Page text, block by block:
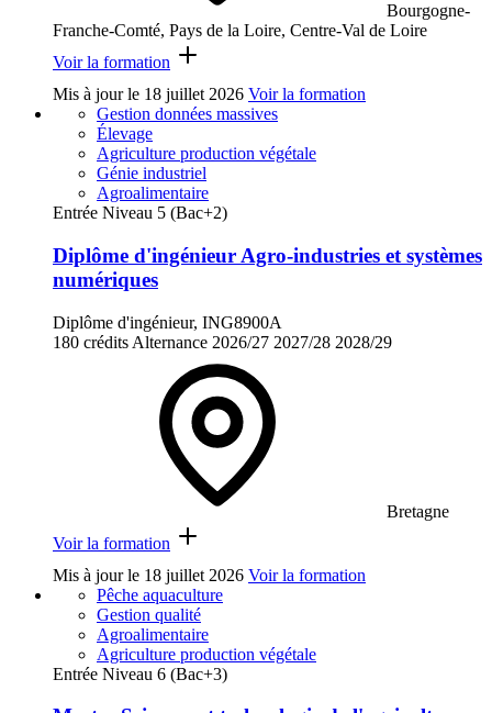
Bourgogne-
Franche-Comté, Pays de la Loire, Centre-Val de Loire
Voir la formation
Mis à jour le 18 juillet 2026 Voir la formation
Gestion données massives
Élevage
Agriculture production végétale
Génie industriel
Agroalimentaire
Entrée Niveau 5 (Bac+2)
Diplôme d'ingénieur Agro-industries et systèmes
numériques
Diplôme d'ingénieur, ING8900A
180 crédits Alternance 2026/27 2027/28 2028/29
Bretagne
Voir la formation
Mis à jour le 18 juillet 2026 Voir la formation
Pêche aquaculture
Gestion qualité
Agroalimentaire
Agriculture production végétale
Entrée Niveau 6 (Bac+3)